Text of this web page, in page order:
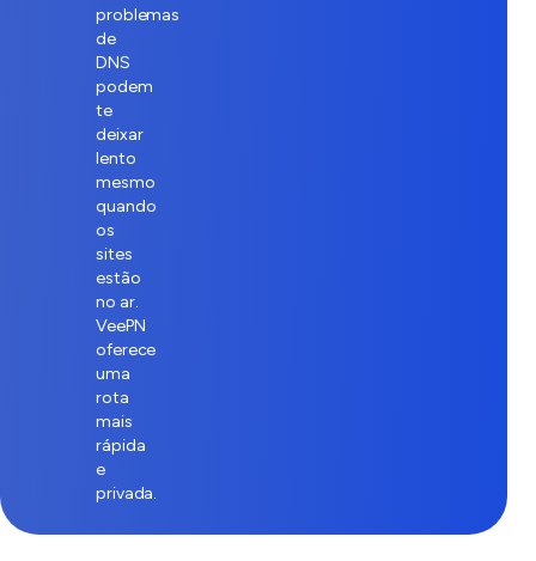
problemas
de
DNS
podem
te
deixar
lento
mesmo
quando
os
sites
estão
no ar.
VeePN
oferece
uma
rota
mais
rápida
e
privada.